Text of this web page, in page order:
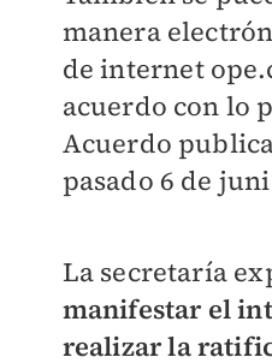
manera
de internet
acuerdo con lo
Acuerdo
pasado 6 de
La secretaría
manifestar el
realizar la